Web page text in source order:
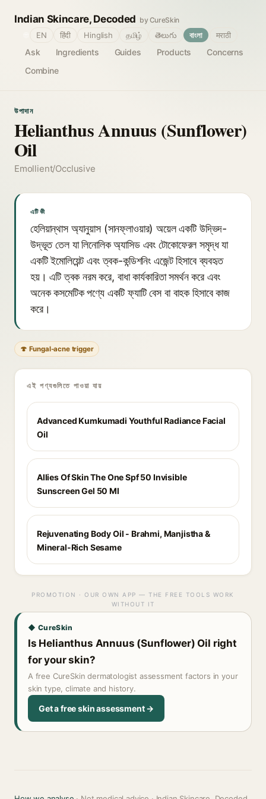
Indian Skincare, Decoded by CureSkin
Ask Ingredients Guides Products
Concerns
Combine
EN हिंदी Hinglish தமிழ் తెలుగు বাংলা मराठी
উপাদান
Helianthus Annuus (Sunflower)
Oil
Emollient/Occlusive
এটি কী
হেলিয়ান্থাস অ্যানুয়াস (সানফ্লাওয়ার) অয়েল একটি উদ্ভিদ-
উদ্ভূত তেল যা লিনোলিক অ্যাসিড এবং টোকোফেরল সমৃদ্ধ যা
একটি ইমোলিয়েন্ট এবং ত্বক-কন্ডিশনিং এজেন্ট হিসাবে ব্যবহৃত
হয়। এটি ত্বক নরম করে, বাধা কার্যকারিতা সমর্থন করে এবং
অনেক কসমেটিক পণ্যে একটি ফ্যাটি বেস বা বাহক হিসাবে কাজ
করে।
🍄 Fungal-acne trigger
এই পণ্যগুলিতে পাওয়া যায়
Advanced Kumkumadi Youthful Radiance Facial
Oil
Allies Of Skin The One Spf 50 Invisible
Sunscreen Gel 50 Ml
Rejuvenating Body Oil - Brahmi, Manjistha &
Mineral-Rich Sesame
PROMOTION · OUR OWN APP — THE FREE TOOLS WORK
WITHOUT IT
◆ CureSkin
Is Helianthus Annuus (Sunflower) Oil right
for your skin?
A free CureSkin dermatologist assessment factors in your
skin type, climate and history.
Get a free skin assessment →